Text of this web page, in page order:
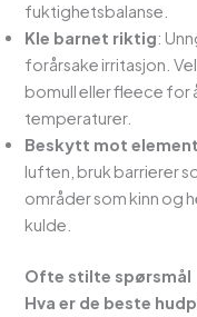
fuktighetsbalanse.
Kle barnet riktig:
forårsake irritasjon.
bomull eller fleece for
temperaturer.
Beskytt mot
luften, bruk barrierer
områder som kinn og
kulde.
Ofte stilte spørsmål
Hva er de beste